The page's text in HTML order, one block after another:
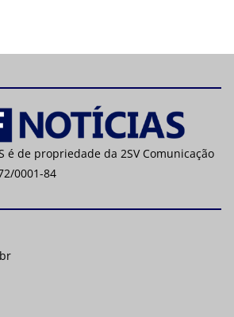
é de propriedade da 2SV Comunicação
0001-84